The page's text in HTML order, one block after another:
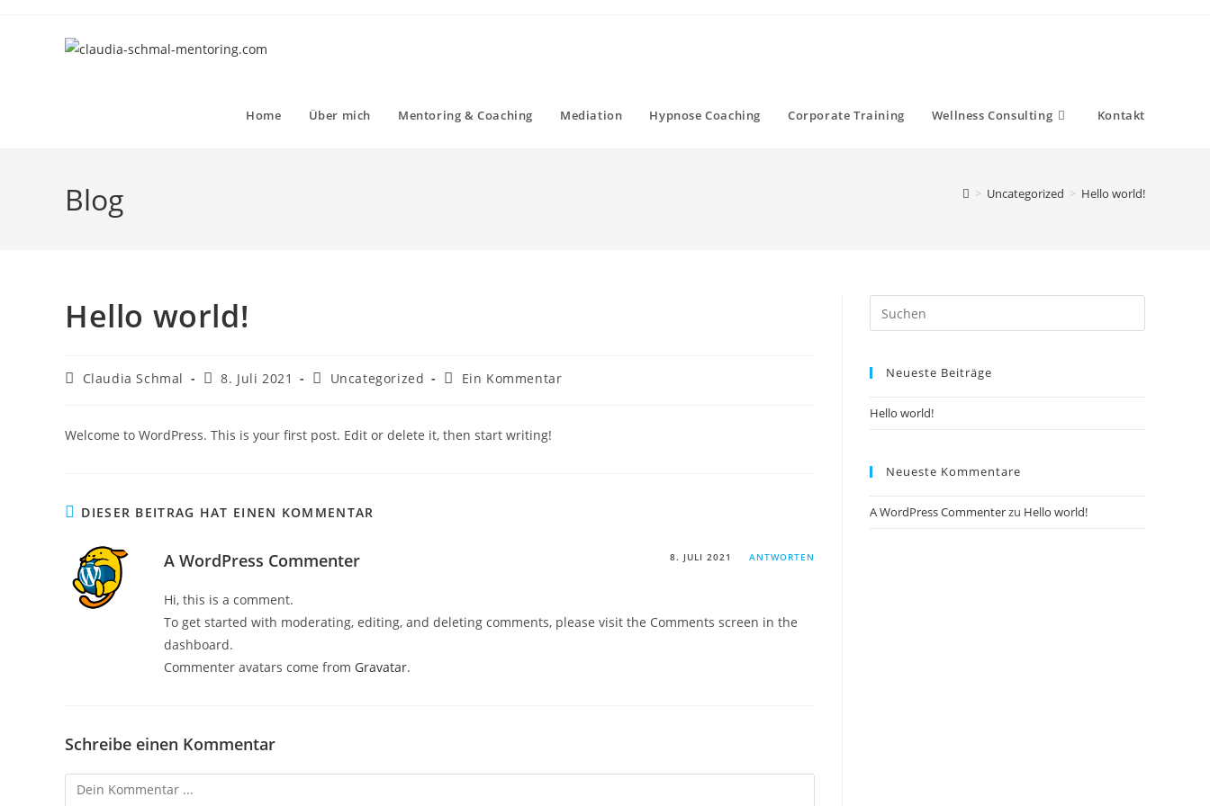
Home Über mich Mentoring & Coaching Mediation Hypnose Coaching Corporate Training Wellness Consulting Kontakt
Blog > Uncategorized > Hello world!
Hello world!
Beitrags-
Claudia Schmal
Beitrag
8. Juli 2021
Beitrags-
Uncategorized
Beitrags-
Ein Kommentar
Welcome to WordPress. This is your first post. Edit or delete it, then start writing!
DIESER BEITRAG HAT EINEN KOMMENTAR
A WordPress Commenter 8. JULI 2021 ANTWORTEN
Hi, this is a comment.
To get started with moderating, editing, and deleting comments, please visit the Comments screen in the
dashboard.
Commenter avatars come from Gravatar.
Schreibe einen Kommentar
Kommentieren
Neueste Beiträge
Hello world!
Neueste Kommentare
A WordPress Commenterzu Hello world!
Navigation
Home
Über mich
Claudia Schmal Mentoring